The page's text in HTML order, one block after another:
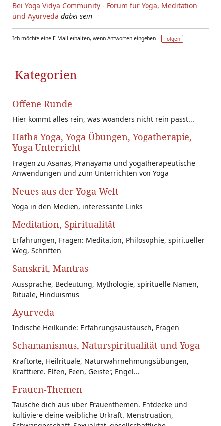
Bei Yoga Vidya Community - Forum für Yoga, Meditation
und Ayurveda dabei sein
Ich möchte eine E-Mail erhalten, wenn Antworten eingehen – Folgen
Kategorien
Offene Runde
Hier kommt alles rein, was woanders nicht rein passt...
Hatha Yoga, Yoga Übungen, Yogatherapie,
Yoga Unterricht
Fragen zu Asanas, Pranayama und yogatherapeutische
Anwendungen und zum Unterrichten von Yoga
Neues aus der Yoga Welt
Yoga in den Medien, interessante Links
Meditation, Spiritualität
Erfahrungen, Fragen: Meditation, Philosophie, spiritueller
Weg, Schriften
Sanskrit, Mantras
Aussprache, Bedeutung, Mythologie, spirituelle Namen,
Rituale, Hinduismus
Ayurveda
Indische Heilkunde: Erfahrungsaustausch, Fragen
Schamanismus, Naturspiritualität und Yoga
Kraftorte, Heilrituale, Naturwahrnehmungsübungen,
Krafttiere. Elfen, Feen, Geister, Engel...
Frauen-Themen
Tausche dich aus über Frauenthemen. Entdecke und
kultiviere deine weibliche Urkraft. Menstruation,